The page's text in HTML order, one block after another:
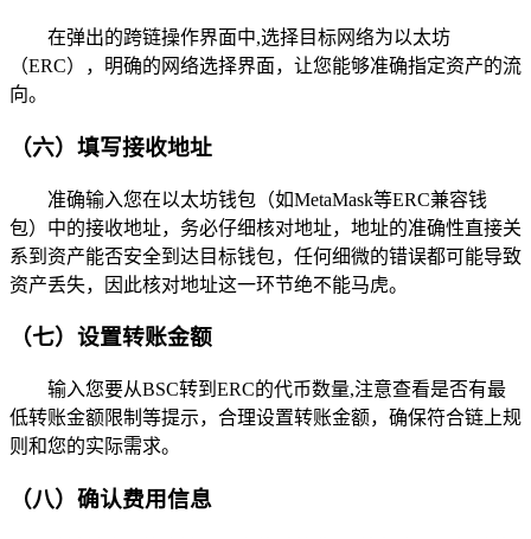
在弹出的跨链操作界面中,选择目标网络为以太坊
（ERC），明确的网络选择界面，让您能够准确指定资产的流
向。
（六）填写接收地址
准确输入您在以太坊钱包（如MetaMask等ERC兼容钱
包）中的接收地址，务必仔细核对地址，地址的准确性直接关
系到资产能否安全到达目标钱包，任何细微的错误都可能导致
资产丢失，因此核对地址这一环节绝不能马虎。
（七）设置转账金额
输入您要从BSC转到ERC的代币数量,注意查看是否有最
低转账金额限制等提示，合理设置转账金额，确保符合链上规
则和您的实际需求。
（八）确认费用信息